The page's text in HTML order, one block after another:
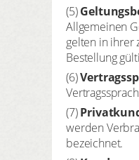
(5)
Allgemeinen
gelten in ihrer
Bestellung
(6)
(7)
werden
bezeichnet.